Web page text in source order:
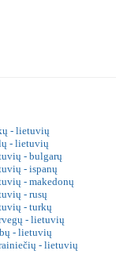
- lietuvių
- lietuvių
- bulgarų
- ispanų
- makedonų
- rusų
- turkų
- lietuvių
- lietuvių
- lietuvių